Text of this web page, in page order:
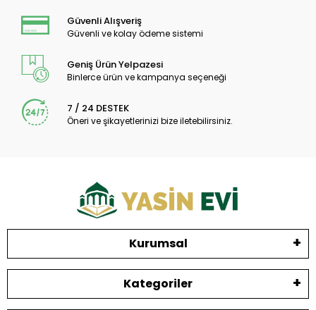
Güvenli Alışveriş
Güvenli ve kolay ödeme sistemi
Geniş Ürün Yelpazesi
Binlerce ürün ve kampanya seçeneği
7 / 24 DESTEK
Öneri ve şikayetlerinizi bize iletebilirsiniz.
Kurumsal
Kategoriler